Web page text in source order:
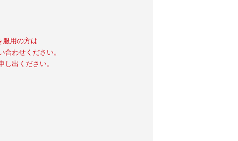
服用の方は
わせください。
出ください。